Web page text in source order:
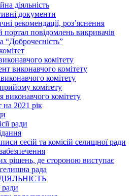
діяльність
документи
рекомендації, роз’яснення
повідомлень викривачів
“Доброчесність”
комітету
виконавчого комітету
виконавчого комітету
комітету
виконавчого комітету
2021 рік
ради
сесій та комісій селищної ради
рішень, де стороною виступає
рада
ради